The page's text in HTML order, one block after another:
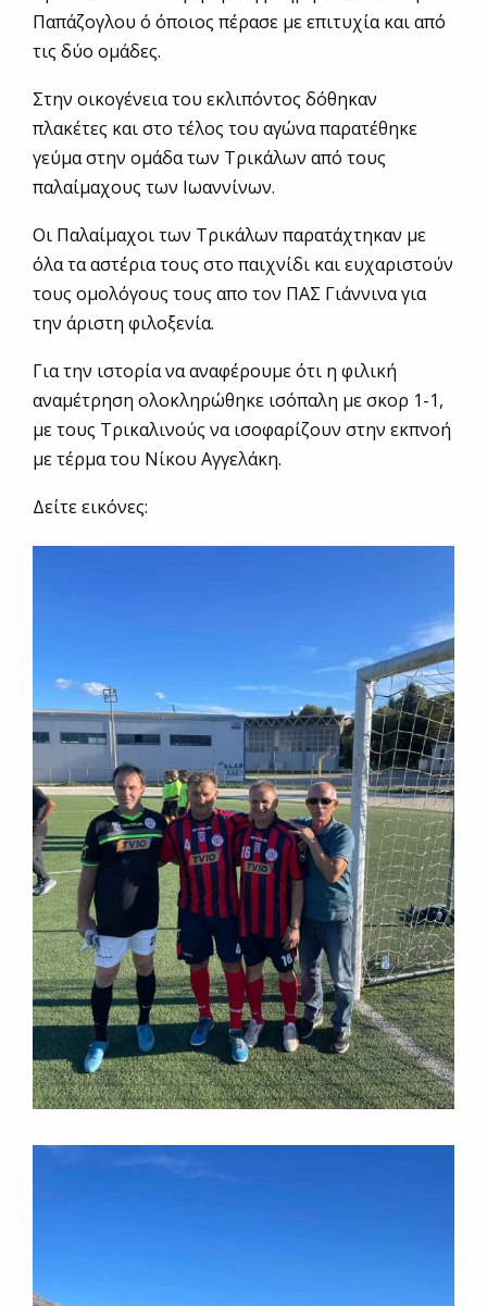
Παπάζογλου ό όποιος πέρασε με επιτυχία και από
τις δύο ομάδες.
Στην οικογένεια του εκλιπόντος δόθηκαν
πλακέτες και στο τέλος του αγώνα παρατέθηκε
γεύμα στην ομάδα των Τρικάλων από τους
παλαίμαχους των Ιωαννίνων.
Oι Παλαίμαχοι των Τρικάλων παρατάχτηκαν με
όλα τα αστέρια τους στο παιχνίδι και ευχαριστούν
τους ομολόγους τους απο τον ΠΑΣ Γιάννινα για
την άριστη φιλοξενία.
Για την ιστορία να αναφέρουμε ότι η φιλική
αναμέτρηση ολοκληρώθηκε ισόπαλη με σκορ 1-1,
με τους Τρικαλινούς να ισοφαρίζουν στην εκπνοή
με τέρμα του Νίκου Αγγελάκη.
Δείτε εικόνες: